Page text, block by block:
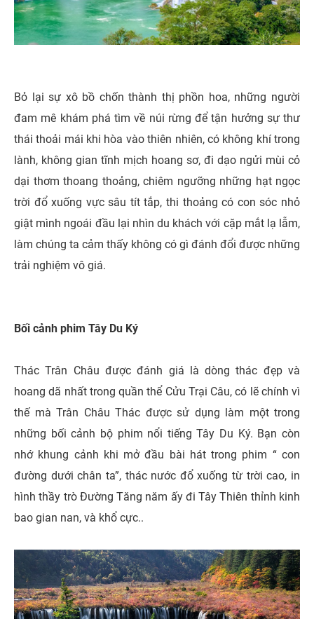
Bỏ lại sự xô bồ chốn thành thị phồn hoa, những người
đam mê khám phá tìm về núi rừng để tận hưởng sự thư
thái thoải mái khi hòa vào thiên nhiên, có không khí trong
lành, không gian tĩnh mịch hoang sơ, đi dạo ngửi mùi cỏ
dại thơm thoang thoảng, chiêm ngưỡng những hạt ngọc
trời đổ xuống vực sâu tít tắp, thi thoảng có con sóc nhỏ
giật mình ngoái đầu lại nhìn du khách với cặp mắt lạ lẫm,
làm chúng ta cảm thấy không có gì đánh đổi được những
trải nghiệm vô giá.
Bối cảnh phim Tây Du Ký
Thác Trân Châu được đánh giá là dòng thác đẹp và
hoang dã nhất trong quần thể Cửu Trại Câu, có lẽ chính vì
thế mà Trân Châu Thác được sử dụng làm một trong
những bối cảnh bộ phim nổi tiếng Tây Du Ký. Bạn còn
nhớ khung cảnh khi mở đầu bài hát trong phim “ con
đường dưới chân ta”, thác nước đổ xuống từ trời cao, in
hình thầy trò Đường Tăng năm ấy đi Tây Thiên thỉnh kinh
bao gian nan, và khổ cực..